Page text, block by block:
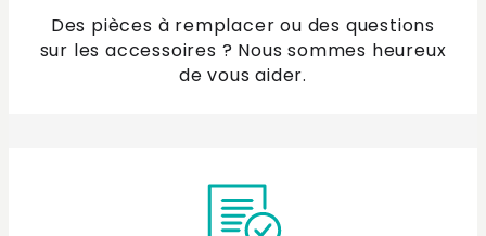
Des pièces à remplacer ou des questions
sur les accessoires ? Nous sommes heureux
de vous aider.